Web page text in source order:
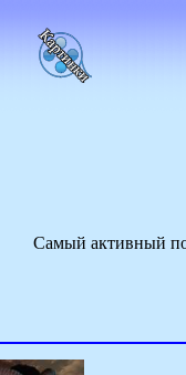
Самый активный